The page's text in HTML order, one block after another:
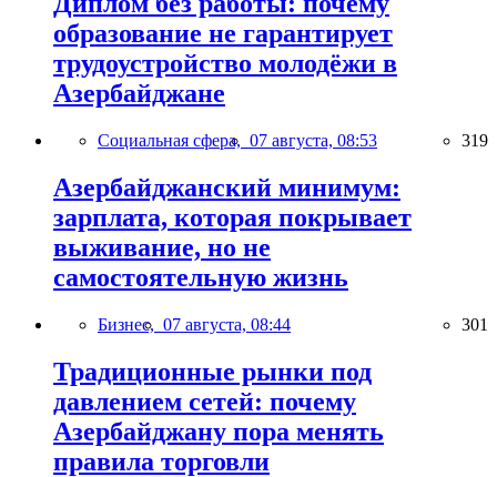
образование не гарантирует
трудоустройство молодёжи в
Азербайджане
Социальная сфера, 07 августа, 08:53 319
Азербайджанский минимум:
зарплата, которая покрывает
выживание, но не
самостоятельную жизнь
Бизнес, 07 августа, 08:44 301
Традиционные рынки под
давлением сетей: почему
Азербайджану пора менять
правила торговли